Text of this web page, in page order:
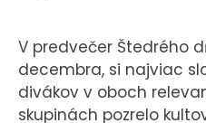
V predvečer Štedrého
decembra, si najviac
divákov v oboch
skupinách pozrelo